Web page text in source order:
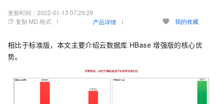
更新时间： 2022-01-13 07:29:29
复制 MD 格式
产品详情 我的收藏
相比于标准版，本文主要介绍云数据库 HBase 增强版的核心优
势。